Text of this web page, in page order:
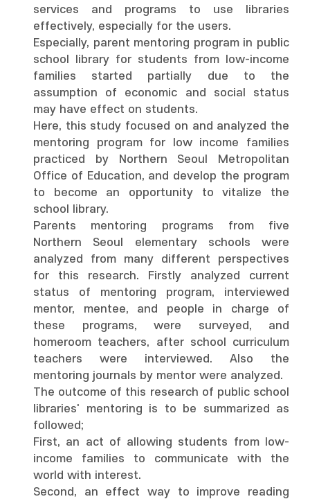
services and programs to use libraries
effectively, especially for the users.
Especially, parent mentoring program in public
school library for students from low-income
families started partially due to the
assumption of economic and social status
may have effect on students.
Here, this study focused on and analyzed the
mentoring program for low income families
practiced by Northern Seoul Metropolitan
Office of Education, and develop the program
to become an opportunity to vitalize the
school library.
Parents mentoring programs from five
Northern Seoul elementary schools were
analyzed from many different perspectives
for this research. Firstly analyzed current
status of mentoring program, interviewed
mentor, mentee, and people in charge of
these programs, were surveyed, and
homeroom teachers, after school curriculum
teachers were interviewed. Also the
mentoring journals by mentor were analyzed.
The outcome of this research of public school
libraries' mentoring is to be summarized as
followed;
First, an act of allowing students from low-
income families to communicate with the
world with interest.
Second, an effect way to improve reading